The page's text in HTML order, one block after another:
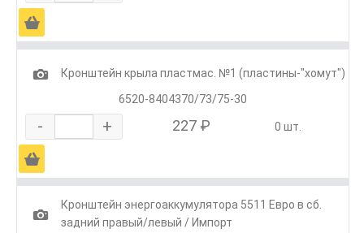
Ä
1
Кронштейн крыла пластмас. №1 (пластины-"хомут")
6520-8404370/73/75-30
- + 227 ₽ 0 шт.
Ä
1
Кронштейн энергоаккумулятора 5511 Евро в сб.
задний правый/левый / Импорт